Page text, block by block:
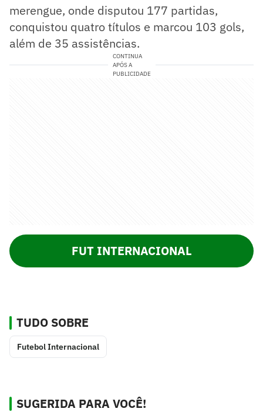
merengue, onde disputou 177 partidas,
conquistou quatro títulos e marcou 103 gols,
além de 35 assistências.
CONTINUA
APÓS A
PUBLICIDADE
FUT INTERNACIONAL
TUDO SOBRE
Futebol Internacional
SUGERIDA PARA VOCÊ!